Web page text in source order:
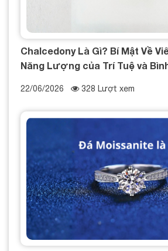
Chalcedony Là Gì? Bí Mật Về
Năng Lượng của Trí Tuệ và
22/06/2026 328 Lượt xem